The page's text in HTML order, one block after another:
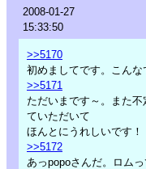
2008-01-27
15:33:50
>>5170
初めましてです。こん
>>5171
ただいまです～。また
ていただいて
ほんとにうれしいです！
>>5172
あっpopoさんだ。ロム